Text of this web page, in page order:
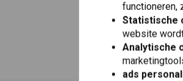
functioneren,
Statistische
website
Analytische
ads